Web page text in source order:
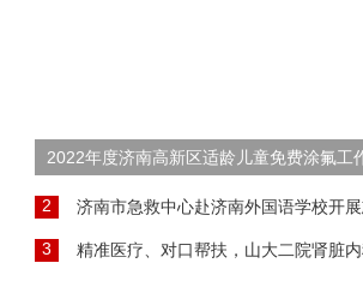
2022年度济南高新区适龄儿童免费涂氟工
2 济南市急救中心赴济南外国语学校开展志
3 精准医疗、对口帮扶，山大二院肾脏内科专家为高青肾